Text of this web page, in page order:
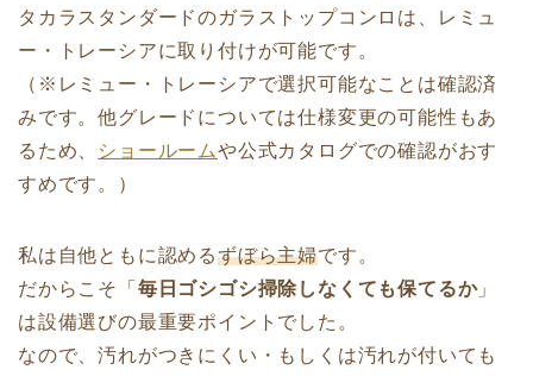
タカラスタンダードのガラストップコンロは、レミュ
ー・トレーシアに取り付けが可能です。
（※レミュー・トレーシアで選択可能なことは確認済
みです。他グレードについては仕様変更の可能性もあ
るため、
ショールームや公式カタログでの確認がおす
すめです。）
私は自他ともに認めるずぼら主婦です。
だからこそ「 毎日ゴシゴシ掃除しなくても保てるか」
は設備選びの最重要ポイントでした。
なので、汚れがつきにくい・もしくは汚れが付いても